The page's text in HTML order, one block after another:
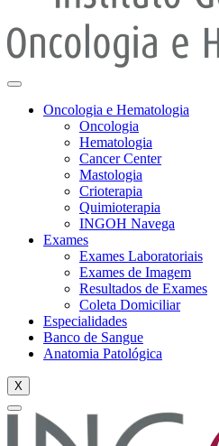
Oncologia e Hematologia
Oncologia
Hematologia
Cancer Center
Mastologia
Crioterapia
Quimioterapia
INGOH Navega
Exames
Exames Laboratoriais
Exames de Imagem
Resultados de Exames
Coleta Domiciliar
Especialidades
Banco de Sangue
Anatomia Patológica
X